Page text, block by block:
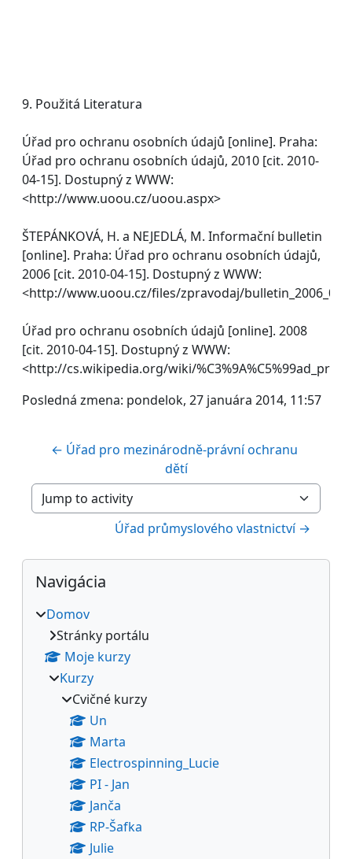
9. Použitá Literatura
Úřad pro ochranu osobních údajů [online]. Praha:
Úřad pro ochranu osobních údajů, 2010 [cit. 2010-
04-15]. Dostupný z WWW:
<http://www.uoou.cz/uoou.aspx>
ŠTEPÁNKOVÁ, H. a NEJEDLÁ, M. Informační bulletin
[online]. Praha: Úřad pro ochranu osobních údajů,
2006 [cit. 2010-04-15]. Dostupný z WWW:
<http://www.uoou.cz/files/zpravodaj/
Úřad pro ochranu osobních údajů [online]. 2008
[cit. 2010-04-15]. Dostupný z WWW:
<http://cs.wikipedia.org/wiki/
Posledná zmena: pondelok, 27 januára 2014, 11:57
← Úřad pro mezinárodně-právní ochranu
dětí
Jump to activity
Úřad průmyslového vlastnictví →
Bloky
Preskočiť Navigácia
Navigácia
Domov
Stránky portálu
Moje kurzy
Kurzy
Cvičné kurzy
Un
Marta
Electrospinning_Lucie
PI - Jan
Janča
RP-Šafka
Julie